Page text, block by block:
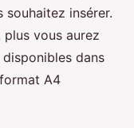
insérer.
vous aurez
dans
A4